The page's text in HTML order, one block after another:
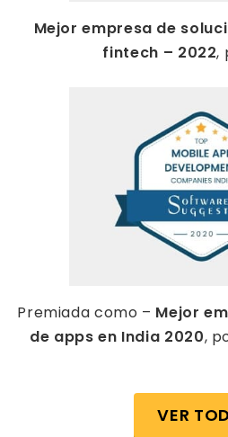
Mejor empresa de
fintech – 2022,
Premiada como – Mejor
de apps en India 2020,
VER